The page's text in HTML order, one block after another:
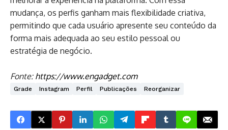
mudança, os perfis ganham mais flexibilidade criativa,
permitindo que cada usuário apresente seu conteúdo da
forma mais adequada ao seu estilo pessoal ou
estratégia de negócio.
Fonte: https://www.engadget.com
Grade Instagram Perfil Publicações Reorganizar